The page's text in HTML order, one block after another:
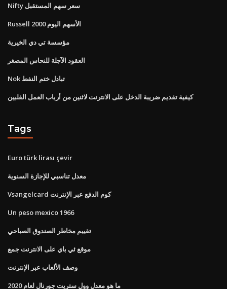
Nifty سعر سهم المستقبل
Russell 2000 الأسهم اليوم
مؤسسة تي دي الخيرية
العقود الآجلة للنحاس المصغر
Nok تبادل ختم النفط
كيفية تقديم ضريبة الدخل على الانترنت لاثنين من أرباب العمل الفلبين
Tags
Euro türk lirası çevir
معدل تناسبي للإجازة السنوية
Vsangelcard كوم الدفع عبر الإنترنت
Un peso mexico 1966
تقييم مخاطر الصندوق الصباحي
موقع ئي باي على الانترنت جمع
وصف الألعاب عبر الإنترنت
ما هو معدل وول ستريت جورنال لعام 2020